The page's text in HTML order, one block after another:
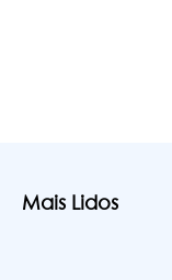
Mais Lidos